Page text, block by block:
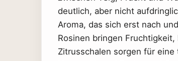
deutlich, aber nicht
Aroma, das sich erst nach
Rosinen bringen Fruchtigkeit,
Zitrusschalen sorgen für